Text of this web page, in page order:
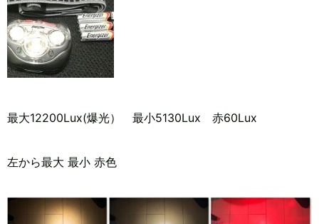
最大12200Lux(爆光） 最小5130Lux 赤60Lux
左から最大 最小 赤色